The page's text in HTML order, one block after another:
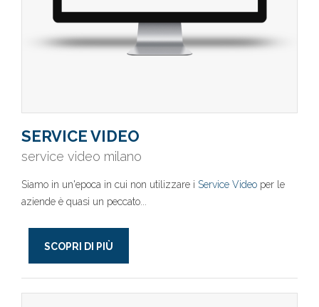
SERVICE VIDEO
service video milano
Siamo in un'epoca in cui non utilizzare i Service Video per le
aziende è quasi un peccato...
SCOPRI DI PIÙ